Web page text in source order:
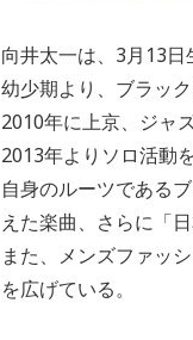
向井太一は、3月13日
幼少期より、ブラッ
2010年に上京、ジャ
2013年よりソロ活動
自身のルーツである
えた楽曲、さらに「
また、メンズファッ
を広げている。